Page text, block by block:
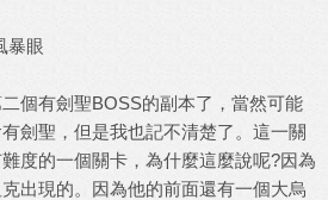
暴眼
有劍聖BOSS的副本了，當然可能
劍聖，但是我也記不清楚了。這一關
度的一個關卡，為什麼這麼說呢?因為
出現的。因為他的前面還有一個大烏